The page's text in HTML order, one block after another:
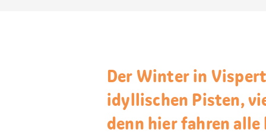
Der Winter in
idyllischen Pisten,
denn hier fahren alle